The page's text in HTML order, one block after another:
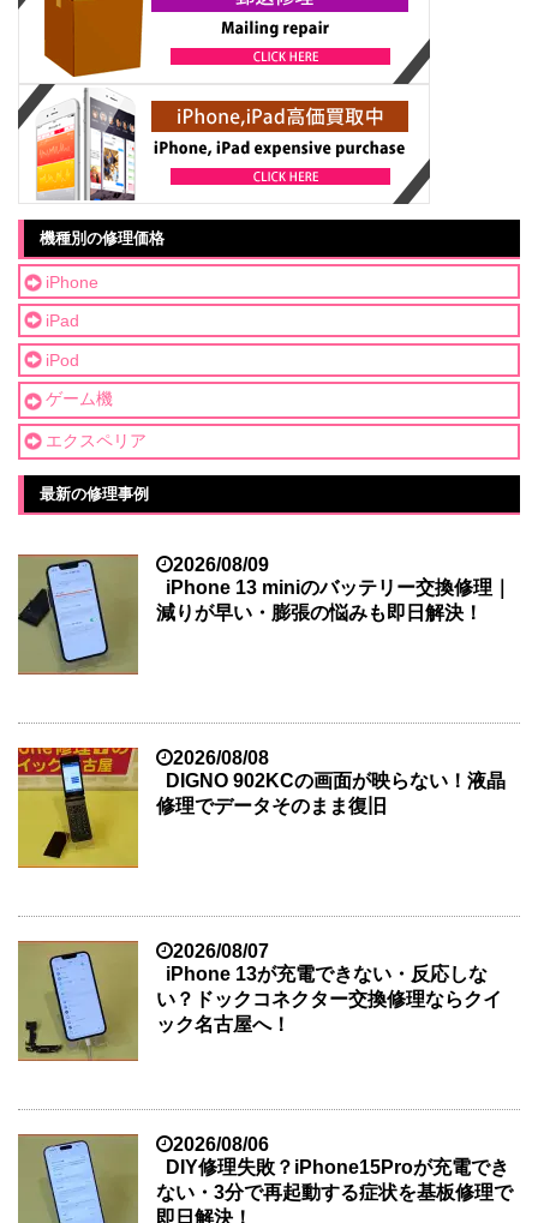
機種別の修理価格
iPhone
iPad
iPod
ゲーム機
エクスペリア
最新の修理事例
2026/08/09
iPhone 13 miniのバッテリー交換修理｜
減りが早い・膨張の悩みも即日解決！
2026/08/08
DIGNO 902KCの画面が映らない！液晶
修理でデータそのまま復旧
2026/08/07
iPhone 13が充電できない・反応しな
い？ドックコネクター交換修理ならクイ
ック名古屋へ！
2026/08/06
DIY修理失敗？iPhone15Proが充電でき
ない・3分で再起動する症状を基板修理で
即日解決！